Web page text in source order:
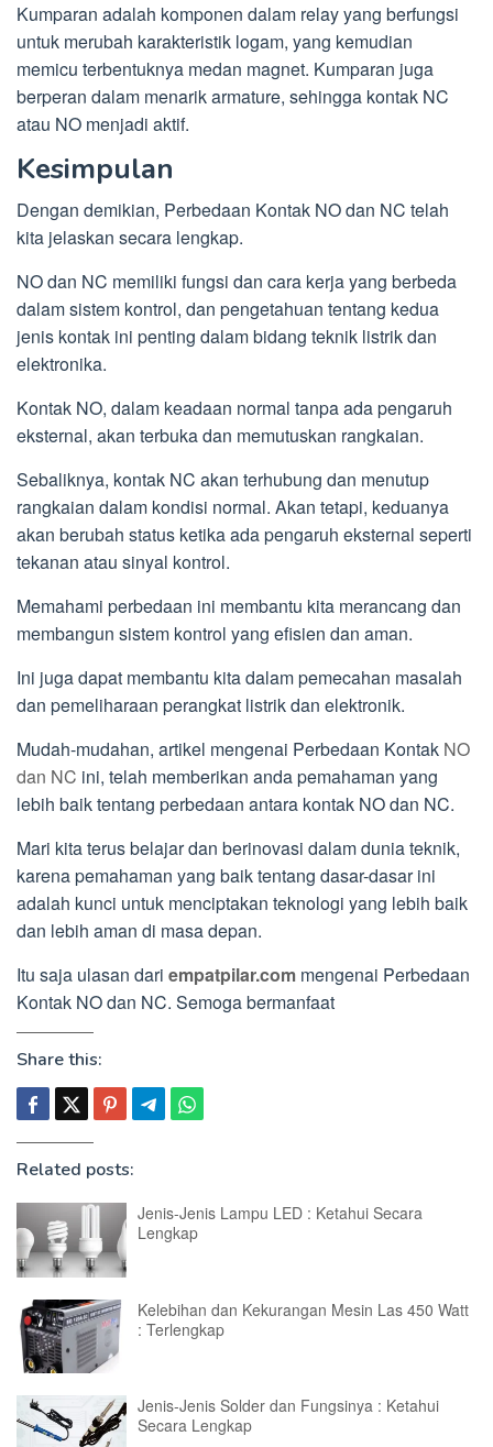
Kumparan adalah komponen dalam relay yang berfungsi
untuk merubah karakteristik logam, yang kemudian
memicu terbentuknya medan magnet. Kumparan juga
berperan dalam menarik armature, sehingga kontak NC
atau NO menjadi aktif.
Kesimpulan
Dengan demikian, Perbedaan Kontak NO dan NC telah
kita jelaskan secara lengkap.
NO dan NC memiliki fungsi dan cara kerja yang berbeda
dalam sistem kontrol, dan pengetahuan tentang kedua
jenis kontak ini penting dalam bidang teknik listrik dan
elektronika.
Kontak NO, dalam keadaan normal tanpa ada pengaruh
eksternal, akan terbuka dan memutuskan rangkaian.
Sebaliknya, kontak NC akan terhubung dan menutup
rangkaian dalam kondisi normal. Akan tetapi, keduanya
akan berubah status ketika ada pengaruh eksternal seperti
tekanan atau sinyal kontrol.
Memahami perbedaan ini membantu kita merancang dan
membangun sistem kontrol yang efisien dan aman.
Ini juga dapat membantu kita dalam pemecahan masalah
dan pemeliharaan perangkat listrik dan elektronik.
Mudah-mudahan, artikel mengenai Perbedaan Kontak NO
dan NC ini, telah memberikan anda pemahaman yang
lebih baik tentang perbedaan antara kontak NO dan NC.
Mari kita terus belajar dan berinovasi dalam dunia teknik,
karena pemahaman yang baik tentang dasar-dasar ini
adalah kunci untuk menciptakan teknologi yang lebih baik
dan lebih aman di masa depan.
Itu saja ulasan dari empatpilar.com mengenai Perbedaan
Kontak NO dan NC. Semoga bermanfaat
Share this:
Related posts:
Jenis-Jenis Lampu LED : Ketahui Secara
Lengkap
Kelebihan dan Kekurangan Mesin Las 450 Watt
: Terlengkap
Jenis-Jenis Solder dan Fungsinya : Ketahui
Secara Lengkap